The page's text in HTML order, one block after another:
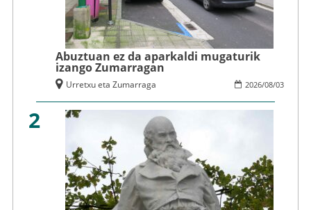
Abuztuan ez da aparkaldi mugaturik
izango Zumarragan
2026/08/03
Urretxu eta Zumarraga
2